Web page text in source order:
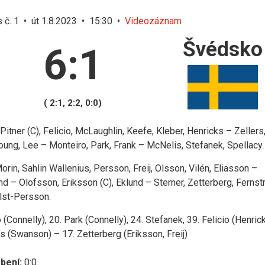
č. 1 • út 1.8.2023 • 15:30 • Videozáznam
6:1
( 2:1, 2:2, 0:0)
Švédsko
(C), Felicio, McLaughlin, Keefe, Kleber, Henricks – Zellers,
Lee – Monteiro, Park, Frank – McNelis, Stefanek, Spellacy.
Sahlin Wallenius, Persson, Freij, Olsson, Vilén, Eliasson –
– Olofsson, Eriksson (C), Eklund – Sterner, Zetterberg,
Persson.
20. Park (Connelly), 24. Stefanek, 39. Felicio
(Swanson) – 17. Zetterberg (Eriksson, Freij)
0:0.